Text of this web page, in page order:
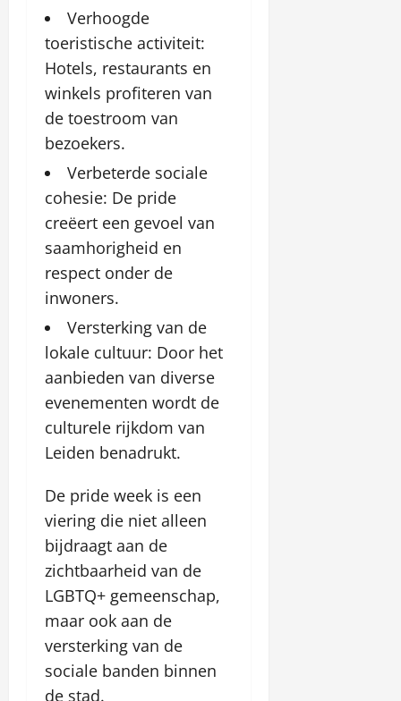
Verhoogde
toeristische activiteit:
Hotels, restaurants en
winkels profiteren van
de toestroom van
bezoekers.
Verbeterde sociale
cohesie: De pride
creëert een gevoel van
saamhorigheid en
respect onder de
inwoners.
Versterking van de
lokale cultuur: Door het
aanbieden van diverse
evenementen wordt de
culturele rijkdom van
Leiden benadrukt.
De pride week is een
viering die niet alleen
bijdraagt aan de
zichtbaarheid van de
LGBTQ+ gemeenschap,
maar ook aan de
versterking van de
sociale banden binnen
de stad.